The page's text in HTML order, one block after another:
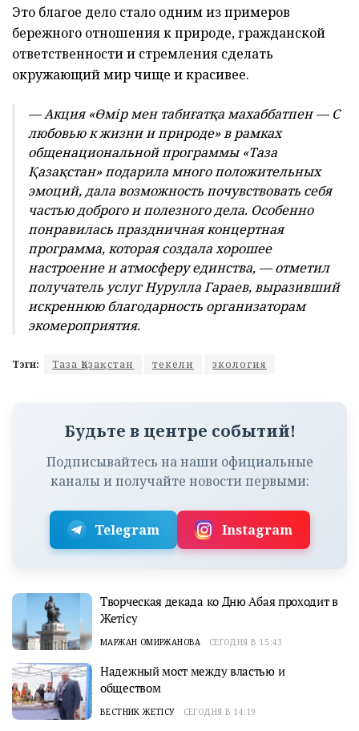
Это благое дело стало одним из примеров
бережного отношения к природе, гражданской
ответственности и стремления сделать
окружающий мир чище и красивее.
— Акция «Өмір мен табиғатқа махаббатпен — С
любовью к жизни и природе» в рамках
общенациональной программы «Таза
Қазақстан» подарила много положительных
эмоций, дала возможность почувствовать себя
частью доброго и полезного дела. Особенно
понравилась праздничная концертная
программа, которая создала хорошее
настроение и атмосферу единства, — отметил
получатель услуг Нурулла Гараев, выразивший
искреннюю благодарность организаторам
экомероприятия.
Тэги: Таза Қазақстан текели экология
Будьте в центре событий!
Подписывайтесь на наши официальные
каналы и получайте новости первыми:
Telegram Instagram
Творческая декада ко Дню Абая проходит в
Жетісу
МАРЖАН ОМИРЖАНОВА СЕГОДНЯ В 15:43
Надежный мост между властью и
обществом
ВЕСТНИК ЖЕТІСУ СЕГОДНЯ В 14:19